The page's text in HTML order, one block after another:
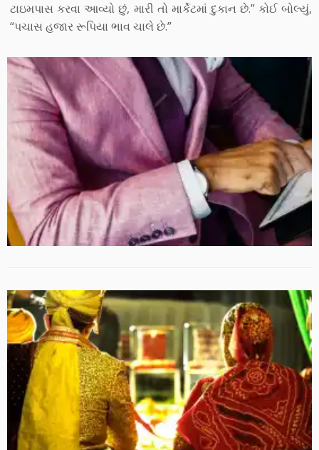
ટાઇમપાસ કરવા આવ્યો છું, મારી તો માર્કેટમાં દુકાન છે.” કોઈ બોલ્યું,
“પચાસ હજાર રૂપિયા ભાવ ચાલે છે.”